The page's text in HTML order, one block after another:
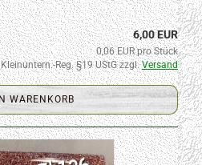
6,00 EUR
0,06 EUR pro Stück
Reg. §19 UStG zzgl.Versand
WARENKORB